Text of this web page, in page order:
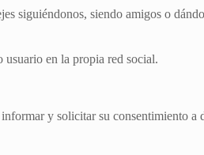
siguiéndonos, siendo amigos o
en la propia red social.
y solicitar su consentimiento a